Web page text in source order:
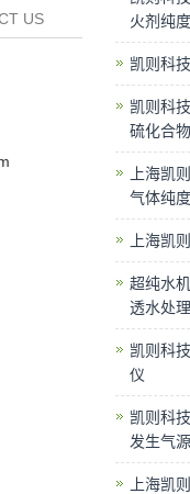
火剂纯
凯则科
凯则科
硫化合
上海凯
气体纯
上海凯
超纯水
透水处
凯则科
仪
凯则科
发生气源
上海凯
US